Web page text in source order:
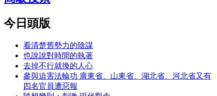
今日頭版
看清楚舊勢力的陰謀
也說說對時間的執著
去掉不行就換的人心
參與迫害法輪功 廣東省、山東省、湖北省、河北省又有
四名官員遭惡報